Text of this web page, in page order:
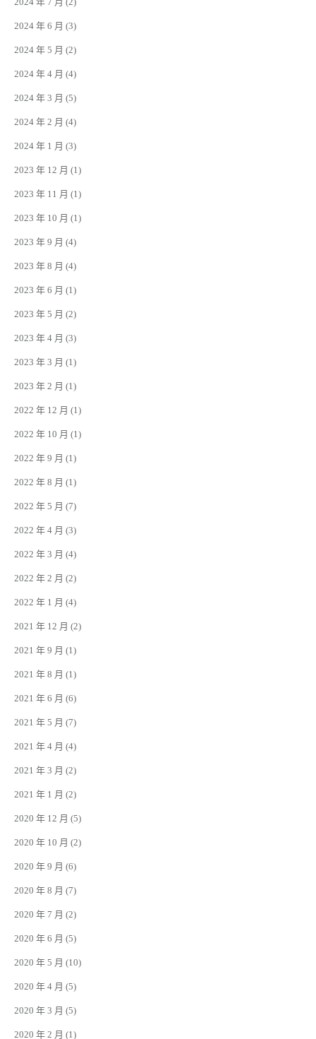
2024 年 6 月 (3)
2024 年 5 月 (2)
2024 年 4 月 (4)
2024 年 3 月 (5)
2024 年 2 月 (4)
2024 年 1 月 (3)
2023 年 12 月 (1)
2023 年 11 月 (1)
2023 年 10 月 (1)
2023 年 9 月 (4)
2023 年 8 月 (4)
2023 年 6 月 (1)
2023 年 5 月 (2)
2023 年 4 月 (3)
2023 年 3 月 (1)
2023 年 2 月 (1)
2022 年 12 月 (1)
2022 年 10 月 (1)
2022 年 9 月 (1)
2022 年 8 月 (1)
2022 年 5 月 (7)
2022 年 4 月 (3)
2022 年 3 月 (4)
2022 年 2 月 (2)
2022 年 1 月 (4)
2021 年 12 月 (2)
2021 年 9 月 (1)
2021 年 8 月 (1)
2021 年 6 月 (6)
2021 年 5 月 (7)
2021 年 4 月 (4)
2021 年 3 月 (2)
2021 年 1 月 (2)
2020 年 12 月 (5)
2020 年 10 月 (2)
2020 年 9 月 (6)
2020 年 8 月 (7)
2020 年 7 月 (2)
2020 年 6 月 (5)
2020 年 5 月 (10)
2020 年 4 月 (5)
2020 年 3 月 (5)
2020 年 2 月 (1)